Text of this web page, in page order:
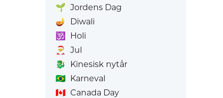
🌱 Jordens Dag
🪔
Diwali
🕉️
Holi
🎅
Jul
🐉
Kinesisk nytår
🇧🇷 Karneval
🇨🇦 Canada Day